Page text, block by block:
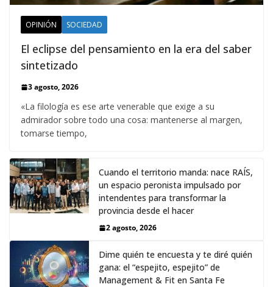
OPINIÓN SOCIEDAD
El eclipse del pensamiento en la era del saber
sintetizado
3 agosto, 2026
«La filología es ese arte venerable que exige a su
admirador sobre todo una cosa: mantenerse al margen,
tomarse tiempo,
Cuando el territorio manda: nace RAÍS,
un espacio peronista impulsado por
intendentes para transformar la
provincia desde el hacer
2 agosto, 2026
Dime quién te encuesta y te diré quién
gana: el “espejito, espejito” de
Management & Fit en Santa Fe